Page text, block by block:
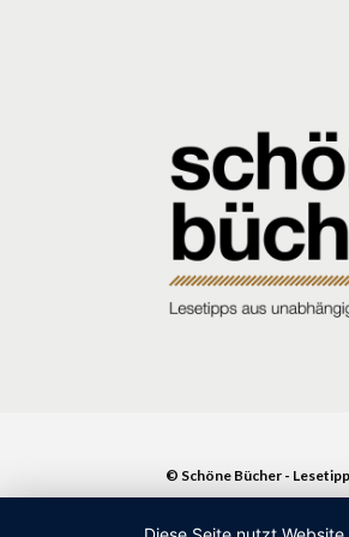
© Schöne Bücher -